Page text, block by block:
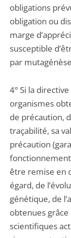
obligations
obligation ou
marge
susceptible
par
4° Si la
organismes
de précaution,
traçabilité, sa
précaution
être remise en
égard, de
génétique, de
obtenues
scientifiques